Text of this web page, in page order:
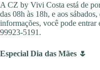
A CZ by Vivi Costa está de
das 08h às 18h, e aos
informações, você pode
99923-5191.
Especial Dia das Mães 🌷